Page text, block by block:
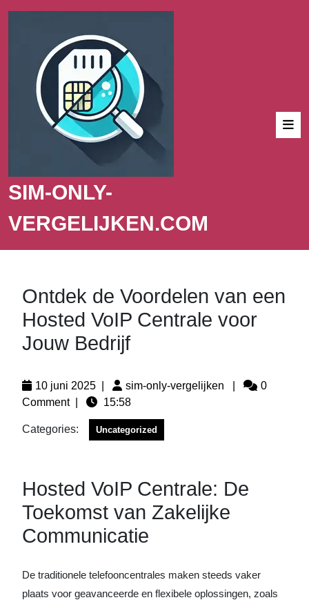
SIM-ONLY-
VERGELIJKEN.COM
Ontdek de Voordelen van een
Hosted VoIP Centrale voor
Jouw Bedrijf
10 juni 2025 sim-only-vergelijken
0
Comment
15:58
Categories: Uncategorized
Hosted VoIP Centrale: De
Toekomst van Zakelijke
Communicatie
De traditionele telefooncentrales maken steeds vaker
plaats voor geavanceerde en flexibele oplossingen, zoals